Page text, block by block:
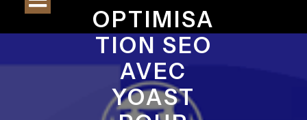
OuvrirOPTIMISA
TION SEO
AVEC
YOAST